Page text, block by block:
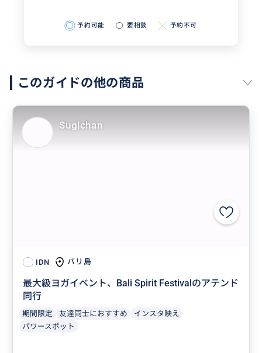
予約可能 要相談 予約不可
このガイドの他の商品
IDN バリ島
最大級ヨガイベント、Bali Spirit Festivalのアテンド
同行
期間限定 友達同士におすすめ
インスタ映え
パワースポット
Sugichan